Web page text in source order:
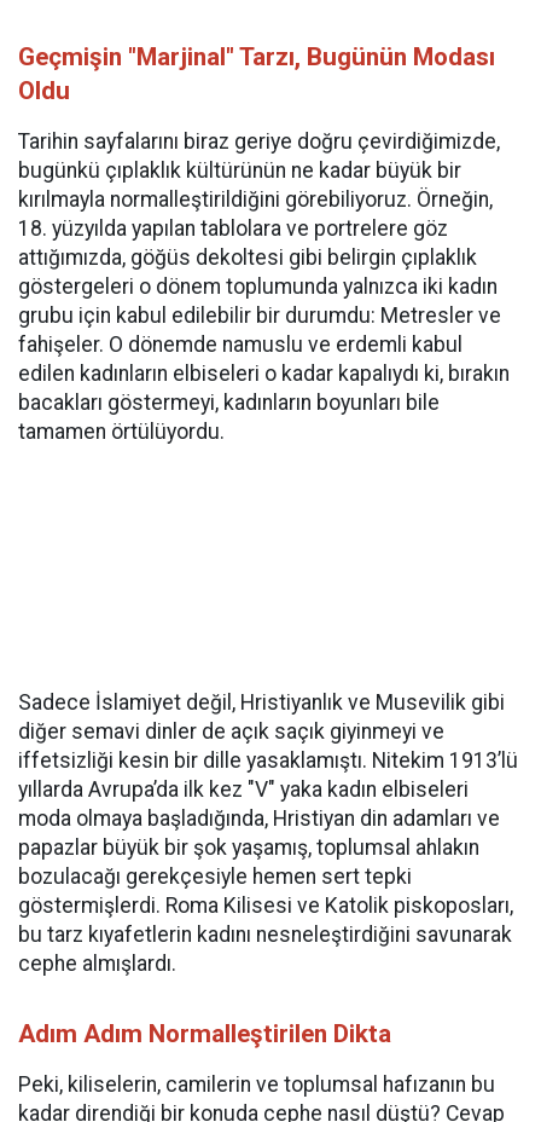
Geçmişin "Marjinal" Tarzı, Bugünün Modası
Oldu
Tarihin sayfalarını biraz geriye doğru çevirdiğimizde,
bugünkü çıplaklık kültürünün ne kadar büyük bir
kırılmayla normalleştirildiğini görebiliyoruz. Örneğin,
18. yüzyılda yapılan tablolara ve portrelere göz
attığımızda, göğüs dekoltesi gibi belirgin çıplaklık
göstergeleri o dönem toplumunda yalnızca iki kadın
grubu için kabul edilebilir bir durumdu: Metresler ve
fahişeler. O dönemde namuslu ve erdemli kabul
edilen kadınların elbiseleri o kadar kapalıydı ki, bırakın
bacakları göstermeyi, kadınların boyunları bile
tamamen örtülüyordu.
Sadece İslamiyet değil, Hristiyanlık ve Musevilik gibi
diğer semavi dinler de açık saçık giyinmeyi ve
iffetsizliği kesin bir dille yasaklamıştı. Nitekim 1913’lü
yıllarda Avrupa’da ilk kez "V" yaka kadın elbiseleri
moda olmaya başladığında, Hristiyan din adamları ve
papazlar büyük bir şok yaşamış, toplumsal ahlakın
bozulacağı gerekçesiyle hemen sert tepki
göstermişlerdi. Roma Kilisesi ve Katolik piskoposları,
bu tarz kıyafetlerin kadını nesneleştirdiğini savunarak
cephe almışlardı.
Adım Adım Normalleştirilen Dikta
Peki, kiliselerin, camilerin ve toplumsal hafızanın bu
kadar direndiği bir konuda cephe nasıl düştü? Cevap